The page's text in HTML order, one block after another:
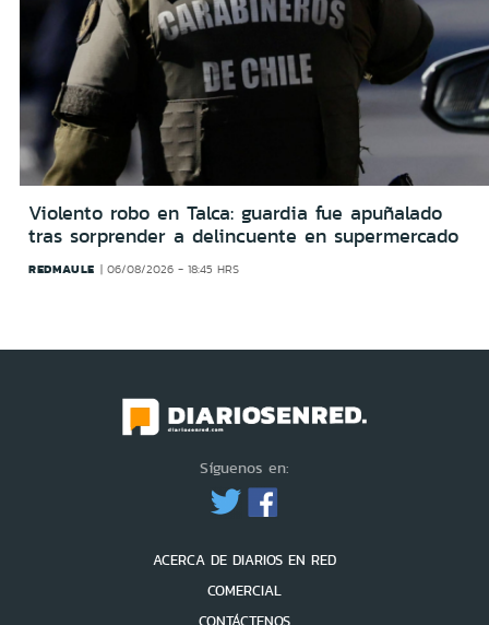
Violento robo en Talca: guardia fue apuñalado
tras sorprender a delincuente en supermercado
REDMAULE 06/08/2026 - 18:45 HRS
Síguenos en:
ACERCA DE DIARIOS EN RED
COMERCIAL